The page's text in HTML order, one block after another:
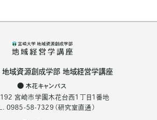
地域資源創成学部 地域経営学講座
木花キャンパス
宮崎市学園木花台西1丁目1番地
0985-58-7329（研究室直通）